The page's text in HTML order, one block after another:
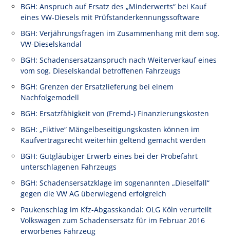
BGH: Anspruch auf Ersatz des „Minderwerts“ bei Kauf
eines VW-Diesels mit Prüfstanderkennungssoftware
BGH: Verjährungsfragen im Zusammenhang mit dem sog.
VW-Dieselskandal
BGH: Schadensersatzanspruch nach Weiterverkauf eines
vom sog. Dieselskandal betroffenen Fahrzeugs
BGH: Grenzen der Ersatzlieferung bei einem
Nachfolgemodell
BGH: Ersatzfähigkeit von (Fremd-) Finanzierungskosten
BGH: „Fiktive“ Mängelbeseitigungskosten können im
Kaufvertragsrecht weiterhin geltend gemacht werden
BGH: Gutgläubiger Erwerb eines bei der Probefahrt
unterschlagenen Fahrzeugs
BGH: Schadensersatzklage im sogenannten „Dieselfall“
gegen die VW AG überwiegend erfolgreich
Paukenschlag im Kfz-Abgasskandal: OLG Köln verurteilt
Volkswagen zum Schadensersatz für im Februar 2016
erworbenes Fahrzeug